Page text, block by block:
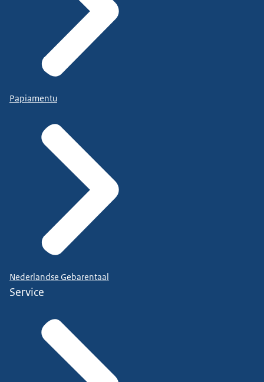
Papiamentu
Nederlandse Gebarentaal
Service